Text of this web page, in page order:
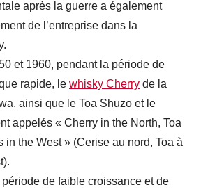
après la guerre a également
de l’entreprise dans la
et 1960, pendant la période de
rapide, le whisky Cherry de la
ainsi que le Toa Shuzo et le
appelés « Cherry in the North, Toa
in the West » (Cerise au nord, Toa à
de faible croissance et de